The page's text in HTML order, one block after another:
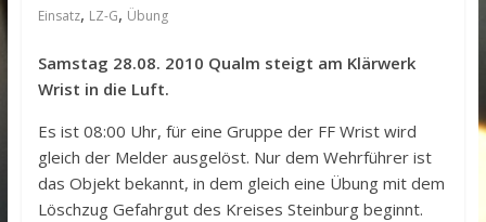
Einsatz, LZ-G, Übung
Samstag 28.08. 2010 Qualm steigt am Klärwerk
Wrist in die Luft.
Es ist 08:00 Uhr, für eine Gruppe der FF Wrist wird
gleich der Melder ausgelöst. Nur dem Wehrführer ist
das Objekt bekannt, in dem gleich eine Übung mit dem
Löschzug Gefahrgut des Kreises Steinburg beginnt.